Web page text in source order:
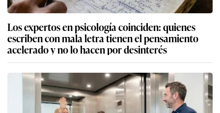
Los expertos en psicología coinciden: quienes
escriben con mala letra tienen el pensamiento
acelerado y no lo hacen por desinterés